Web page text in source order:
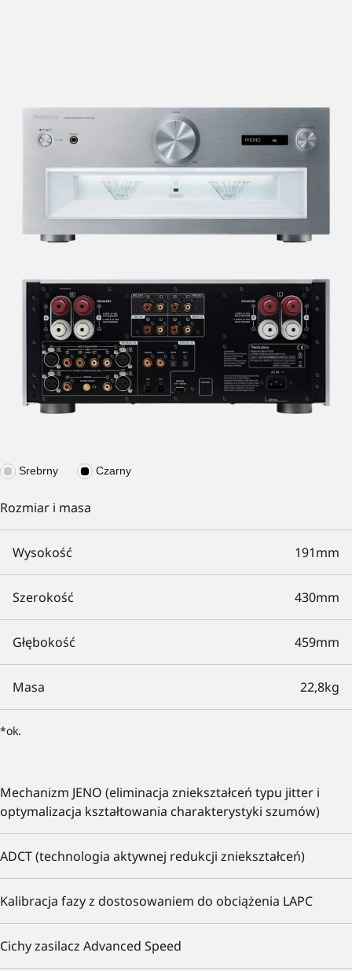
Srebrny Czarny
Rozmiar i masa
Wysokość 191mm
Szerokość 430mm
Głębokość 459mm
Masa 22,8kg
*ok.
Mechanizm JENO (eliminacja zniekształceń typu jitter i
optymalizacja kształtowania charakterystyki szumów)
ADCT (technologia aktywnej redukcji zniekształceń)
Kalibracja fazy z dostosowaniem do obciążenia LAPC
Cichy zasilacz Advanced Speed